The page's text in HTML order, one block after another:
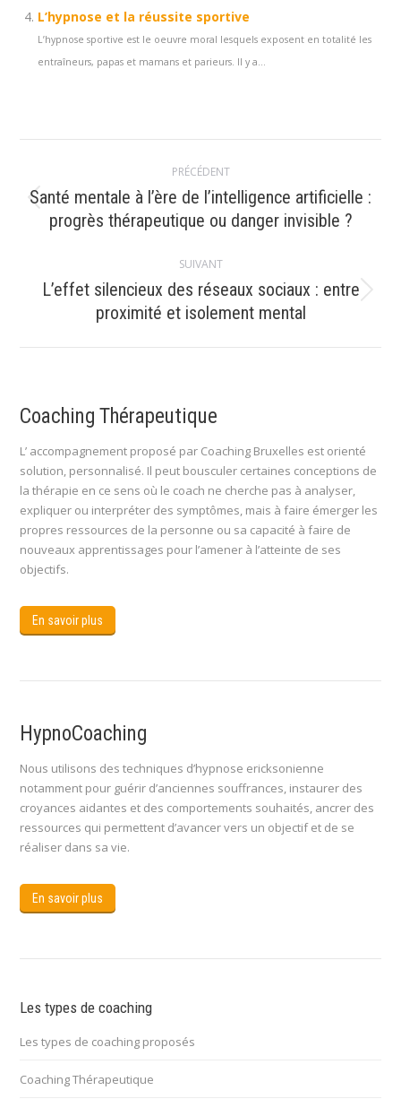
L’hypnose et la réussite sportive
L’hypnose sportive est le oeuvre moral lesquels exposent en totalité les
entraîneurs, papas et mamans et parieurs. Il y a...
article
PRÉCÉDENT
Article
précédent
Santé mentale à l’ère de l’intelligence artificielle :
progrès thérapeutique ou danger invisible ?
SUIVANT
Article
suivant
L’effet silencieux des réseaux sociaux : entre
proximité et isolement mental
Coaching Thérapeutique
L’ accompagnement proposé par Coaching Bruxelles est orienté
solution, personnalisé. Il peut bousculer certaines conceptions de
la thérapie en ce sens où le coach ne cherche pas à analyser,
expliquer ou interpréter des symptômes, mais à faire émerger les
propres ressources de la personne ou sa capacité à faire de
nouveaux apprentissages pour l’amener à l’atteinte de ses
objectifs.
En savoir plus
HypnoCoaching
Nous utilisons des techniques d’hypnose ericksonienne
notamment pour guérir d’anciennes souffrances, instaurer des
croyances aidantes et des comportements souhaités, ancrer des
ressources qui permettent d’avancer vers un objectif et de se
réaliser dans sa vie.
En savoir plus
Les types de coaching
Les types de coaching proposés
Coaching Thérapeutique